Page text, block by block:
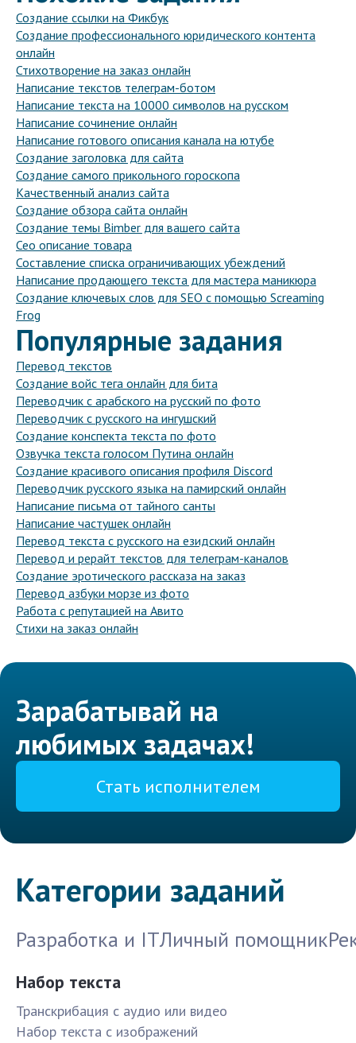
Создание ссылки на Фикбук
Создание профессионального юридического контента
онлайн
Стихотворение на заказ онлайн
Написание текстов телеграм-ботом
Написание текста на 10000 символов на русском
Написание сочинение онлайн
Написание готового описания канала на ютубе
Создание заголовка для сайта
Создание самого прикольного гороскопа
Качественный анализ сайта
Создание обзора сайта онлайн
Создание темы Bimber для вашего сайта
Сео описание товара
Составление списка ограничивающих убеждений
Написание продающего текста для мастера маникюра
Создание ключевых слов для SEO с помощью Screaming
Frog
Популярные задания
Перевод текстов
Создание войс тега онлайн для бита
Переводчик с арабского на русский по фото
Переводчик с русского на ингушский
Создание конспекта текста по фото
Озвучка текста голосом Путина онлайн
Создание красивого описания профиля Discord
Переводчик русского языка на памирский онлайн
Написание письма от тайного санты
Написание частушек онлайн
Перевод текста с русского на езидский онлайн
Перевод и рерайт текстов для телеграм-каналов
Создание эротического рассказа на заказ
Перевод азбуки морзе из фото
Работа с репутацией на Авито
Стихи на заказ онлайн
Зарабатывай на
любимых задачах!
Стать исполнителем
Категории заданий
Разработка и ITЛичный помощник
Набор текста
Транскрибация с аудио или видео
Набор текста с изображений